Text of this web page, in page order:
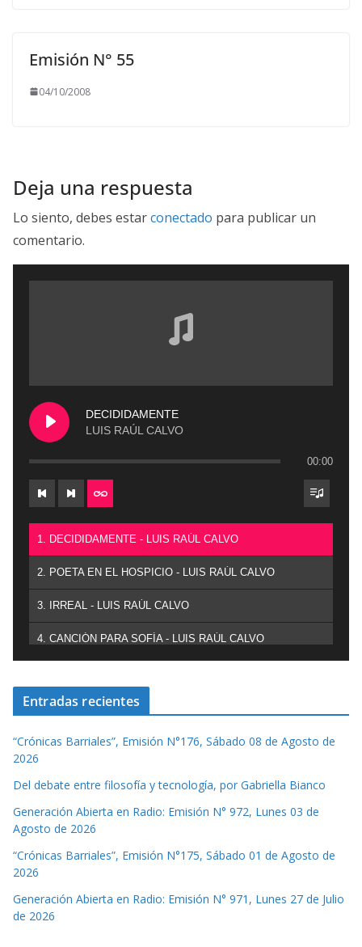
Emisión N° 55
04/10/2008
Deja una respuesta
Lo siento, debes estarconectado para publicar un
comentario.
DECIDIDAMENTE
LUIS RAÚL CALVO
00:00
1. DECIDIDAMENTE - LUIS RAÚL CALVO
2. POETA EN EL HOSPICIO - LUIS RAÚL CALVO
3. IRREAL - LUIS RAÚL CALVO
4. CANCIÓN PARA SOFÍA - LUIS RAÚL CALVO
Entradas recientes
“Crónicas Barriales”, Emisión N°176, Sábado 08 de Agosto de
2026
Del debate entre filosofía y tecnología, por Gabriella Bianco
Generación Abierta en Radio: Emisión N° 972, Lunes 03 de
Agosto de 2026
“Crónicas Barriales”, Emisión N°175, Sábado 01 de Agosto de
2026
Generación Abierta en Radio: Emisión N° 971, Lunes 27 de Julio
de 2026